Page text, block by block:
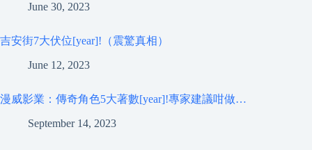
June 30, 2023
吉安街7大伏位[year]!（震驚真相）
June 12, 2023
漫威影業：傳奇角色5大著數[year]!專家建議咁做…
September 14, 2023